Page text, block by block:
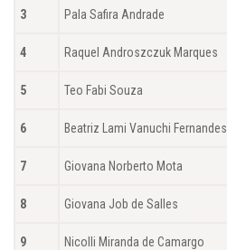
3 Pala Safira Andrade
4 Raquel Androszczuk Marques
5 Teo Fabi Souza
6 Beatriz Lami Vanuchi Fernandes
7 Giovana Norberto Mota
8 Giovana Job de Salles
9 Nicolli Miranda de Camargo